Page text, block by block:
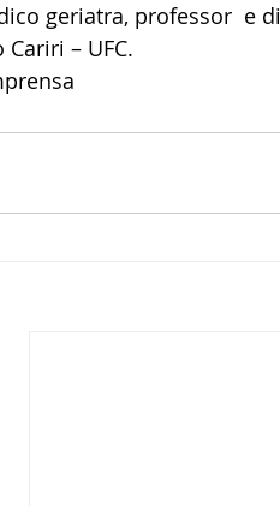
geriatra, professor  e
– UFC.